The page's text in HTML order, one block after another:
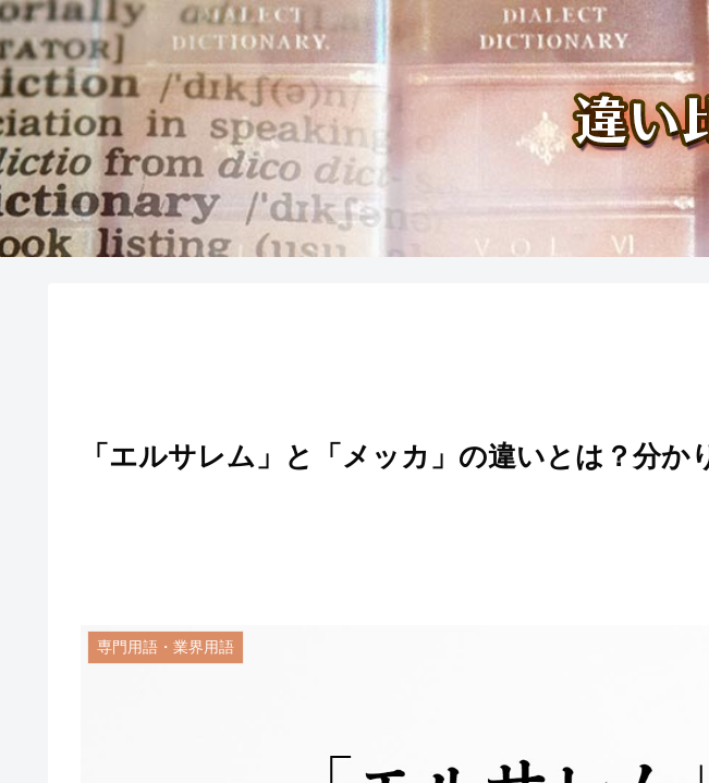
「エルサレム」と「メッカ」の違いとは？分か
専門用語・業界用語